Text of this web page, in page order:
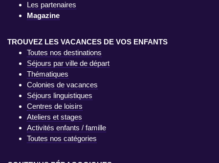
Les partenaires
Magazine
TROUVEZ LES VACANCES DE VOS ENFANTS
Toutes nos destinations
Séjours par ville de départ
Thématiques
Colonies de vacances
Séjours linguistiques
Centres de loisirs
Ateliers et stages
Activités enfants / famille
Toutes nos catégories